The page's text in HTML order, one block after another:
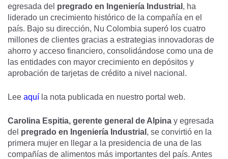
egresada del pregrado en Ingeniería Industrial , ha
liderado un crecimiento histórico de la compañía en el
país. Bajo su dirección, Nu Colombia superó los cuatro
millones de clientes gracias a estrategias innovadoras de
ahorro y acceso financiero, consolidándose como una de
las entidades con mayor crecimiento en depósitos y
aprobación de tarjetas de crédito a nivel nacional.
Lee aquí la nota publicada en nuestro portal web.
Carolina Espitia, gerente general de Alpina y egresada
del pregrado en Ingeniería Industrial , se convirtió en la
primera mujer en llegar a la presidencia de una de las
compañías de alimentos más importantes del país. Antes